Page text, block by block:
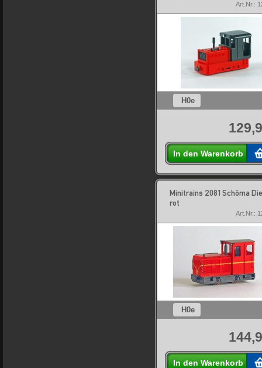
Art.Nr.:
H0e
In den Warenkorb
Minitrains 2081 Schöma
rot
Art.Nr.:
H0e
In den Warenkorb